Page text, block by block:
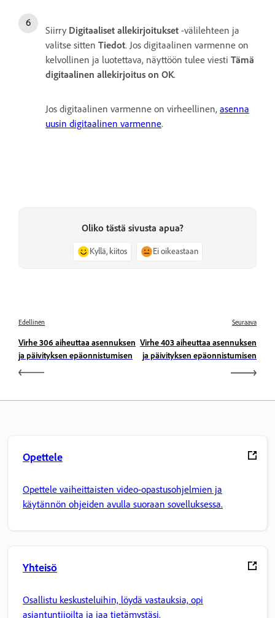
Siirry Digitaaliset allekirjoitukset -välilehteen ja
valitse sitten Tiedot. Jos digitaalinen varmenne on
kelvollinen ja luotettava, näyttöön tulee viesti Tämä
digitaalinen allekirjoitus on OK.
Jos digitaalinen varmenne on virheellinen, asenna
uusin digitaalinen varmenne.
Oliko tästä sivusta apua?
Kyllä, kiitos Ei oikeastaan
Edellinen
Virhe 306 aiheuttaa asennuksen
ja päivityksen epäonnistumisen
Seuraava
Virhe 403 aiheuttaa asennuksen
ja päivityksen epäonnistumisen
Opettele
Opettele vaiheittaisten video-opastusohjelmien ja
käytännön ohjeiden avulla suoraan sovelluksessa.
Yhteisö
Osallistu keskusteluihin, löydä vastauksia, opi
asiantuntijoilta ja jaa tietämystäsi.